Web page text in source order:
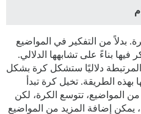
بدلاً من التفكير في المواضيع
فيها بناءً على تشابهها الدلالي.
دلاليًا ستشكل كرة بشكل
بهذه الطريقة. تخيل كرة تبدأ
المواضيع، تتوسع الكرة، لكن
إضافة المزيد من المواضيع